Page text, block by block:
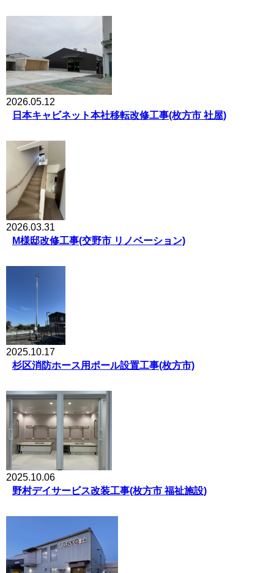
2026.05.12
日本キャビネット本社移転改修工事(枚方市 社屋)
2026.03.31
M様邸改修工事(交野市 リノベーション)
2025.10.17
杉区消防ホース用ポール設置工事(枚方市)
2025.10.06
野村デイサービス改装工事(枚方市 福祉施設)